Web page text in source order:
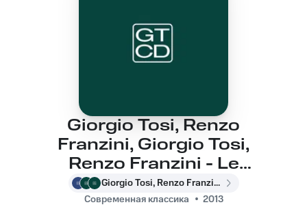
Giorgio Tosi, Renzo
Franzini, Giorgio Tosi,
Renzo Franzini - Le
Luci (Parte II)Giorgio Tosi, Renzo Franzini, Giorgio Tosi, Renzo Franzini
Современная классика
2013